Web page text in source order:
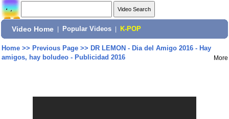
Video Home Popular Videos K-POP
Home>> Previous Page>> DR LEMON - Dia del Amigo 2016 - Hay
amigos, hay boludeo - Publicidad 2016
More